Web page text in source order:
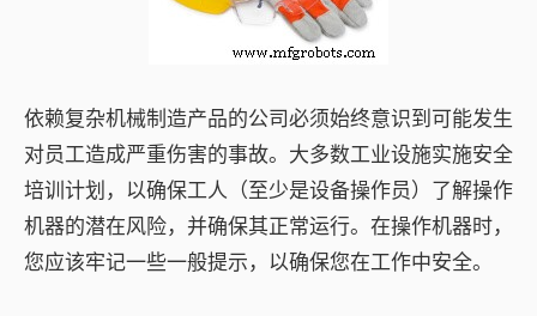
依赖复杂机械制造产品的公司必须始终意识到可能发生
对员工造成严重伤害的事故。大多数工业设施实施安全
培训计划，以确保工人（至少是设备操作员）了解操作
机器的潜在风险，并确保其正常运行。在操作机器时，
您应该牢记一些一般提示，以确保您在工作中安全。